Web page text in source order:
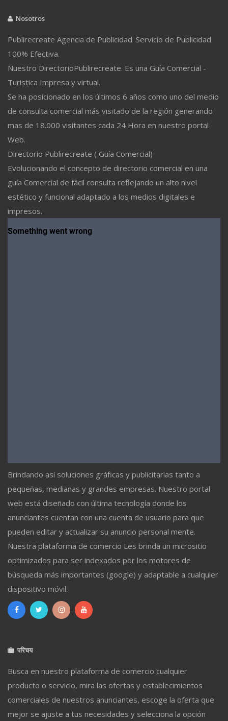
Nosotros
Publirecreate Agencia de Publicidad .Servicio de Publicidad
100% Efectiva.
Nuestro DirectorioPublirecreate. Es una Guía Comercial -
Turistica Impresa y virtual.
Se ha posicionado en los últimos 6 años como uno del medio
de consulta comercial más visitado de la región generando
mas de 18.000 visitantes cada 24 Hora en nuestro portal
Web.
Directorio Publirecreate ( Guía Comercial)
Evolucionando el concepto de directorio comercial en una
guía Comercial de fácil consulta reflejando un alto nivel
estético y funcional adaptado a los medios digitales e
impresos.
Brindando así soluciones gráficas y publicitarias tanto a
pequeñas, medianas y grandes empresas. Nuestro portal
web está diseñado con última tecnología donde los
anunciantes cuentan con una cuenta de usuario para que
pueden editar y actualizar su anuncio personal mente.
Nuestra plataforma de comercio Les brinda un micrositio
optimizados para ser indexados por los motores de
búsqueda más importantes (google) y adaptable a cualquier
dispositivo móvil.
परिचय
Busca en nuestro plataforma de comercio cualquier
producto o servicio, mira las ofertas y establecimientos
comerciales de nuestros anunciantes, escoge la oferta que
mejor se ajuste a tus necesidades y selecciona la opción